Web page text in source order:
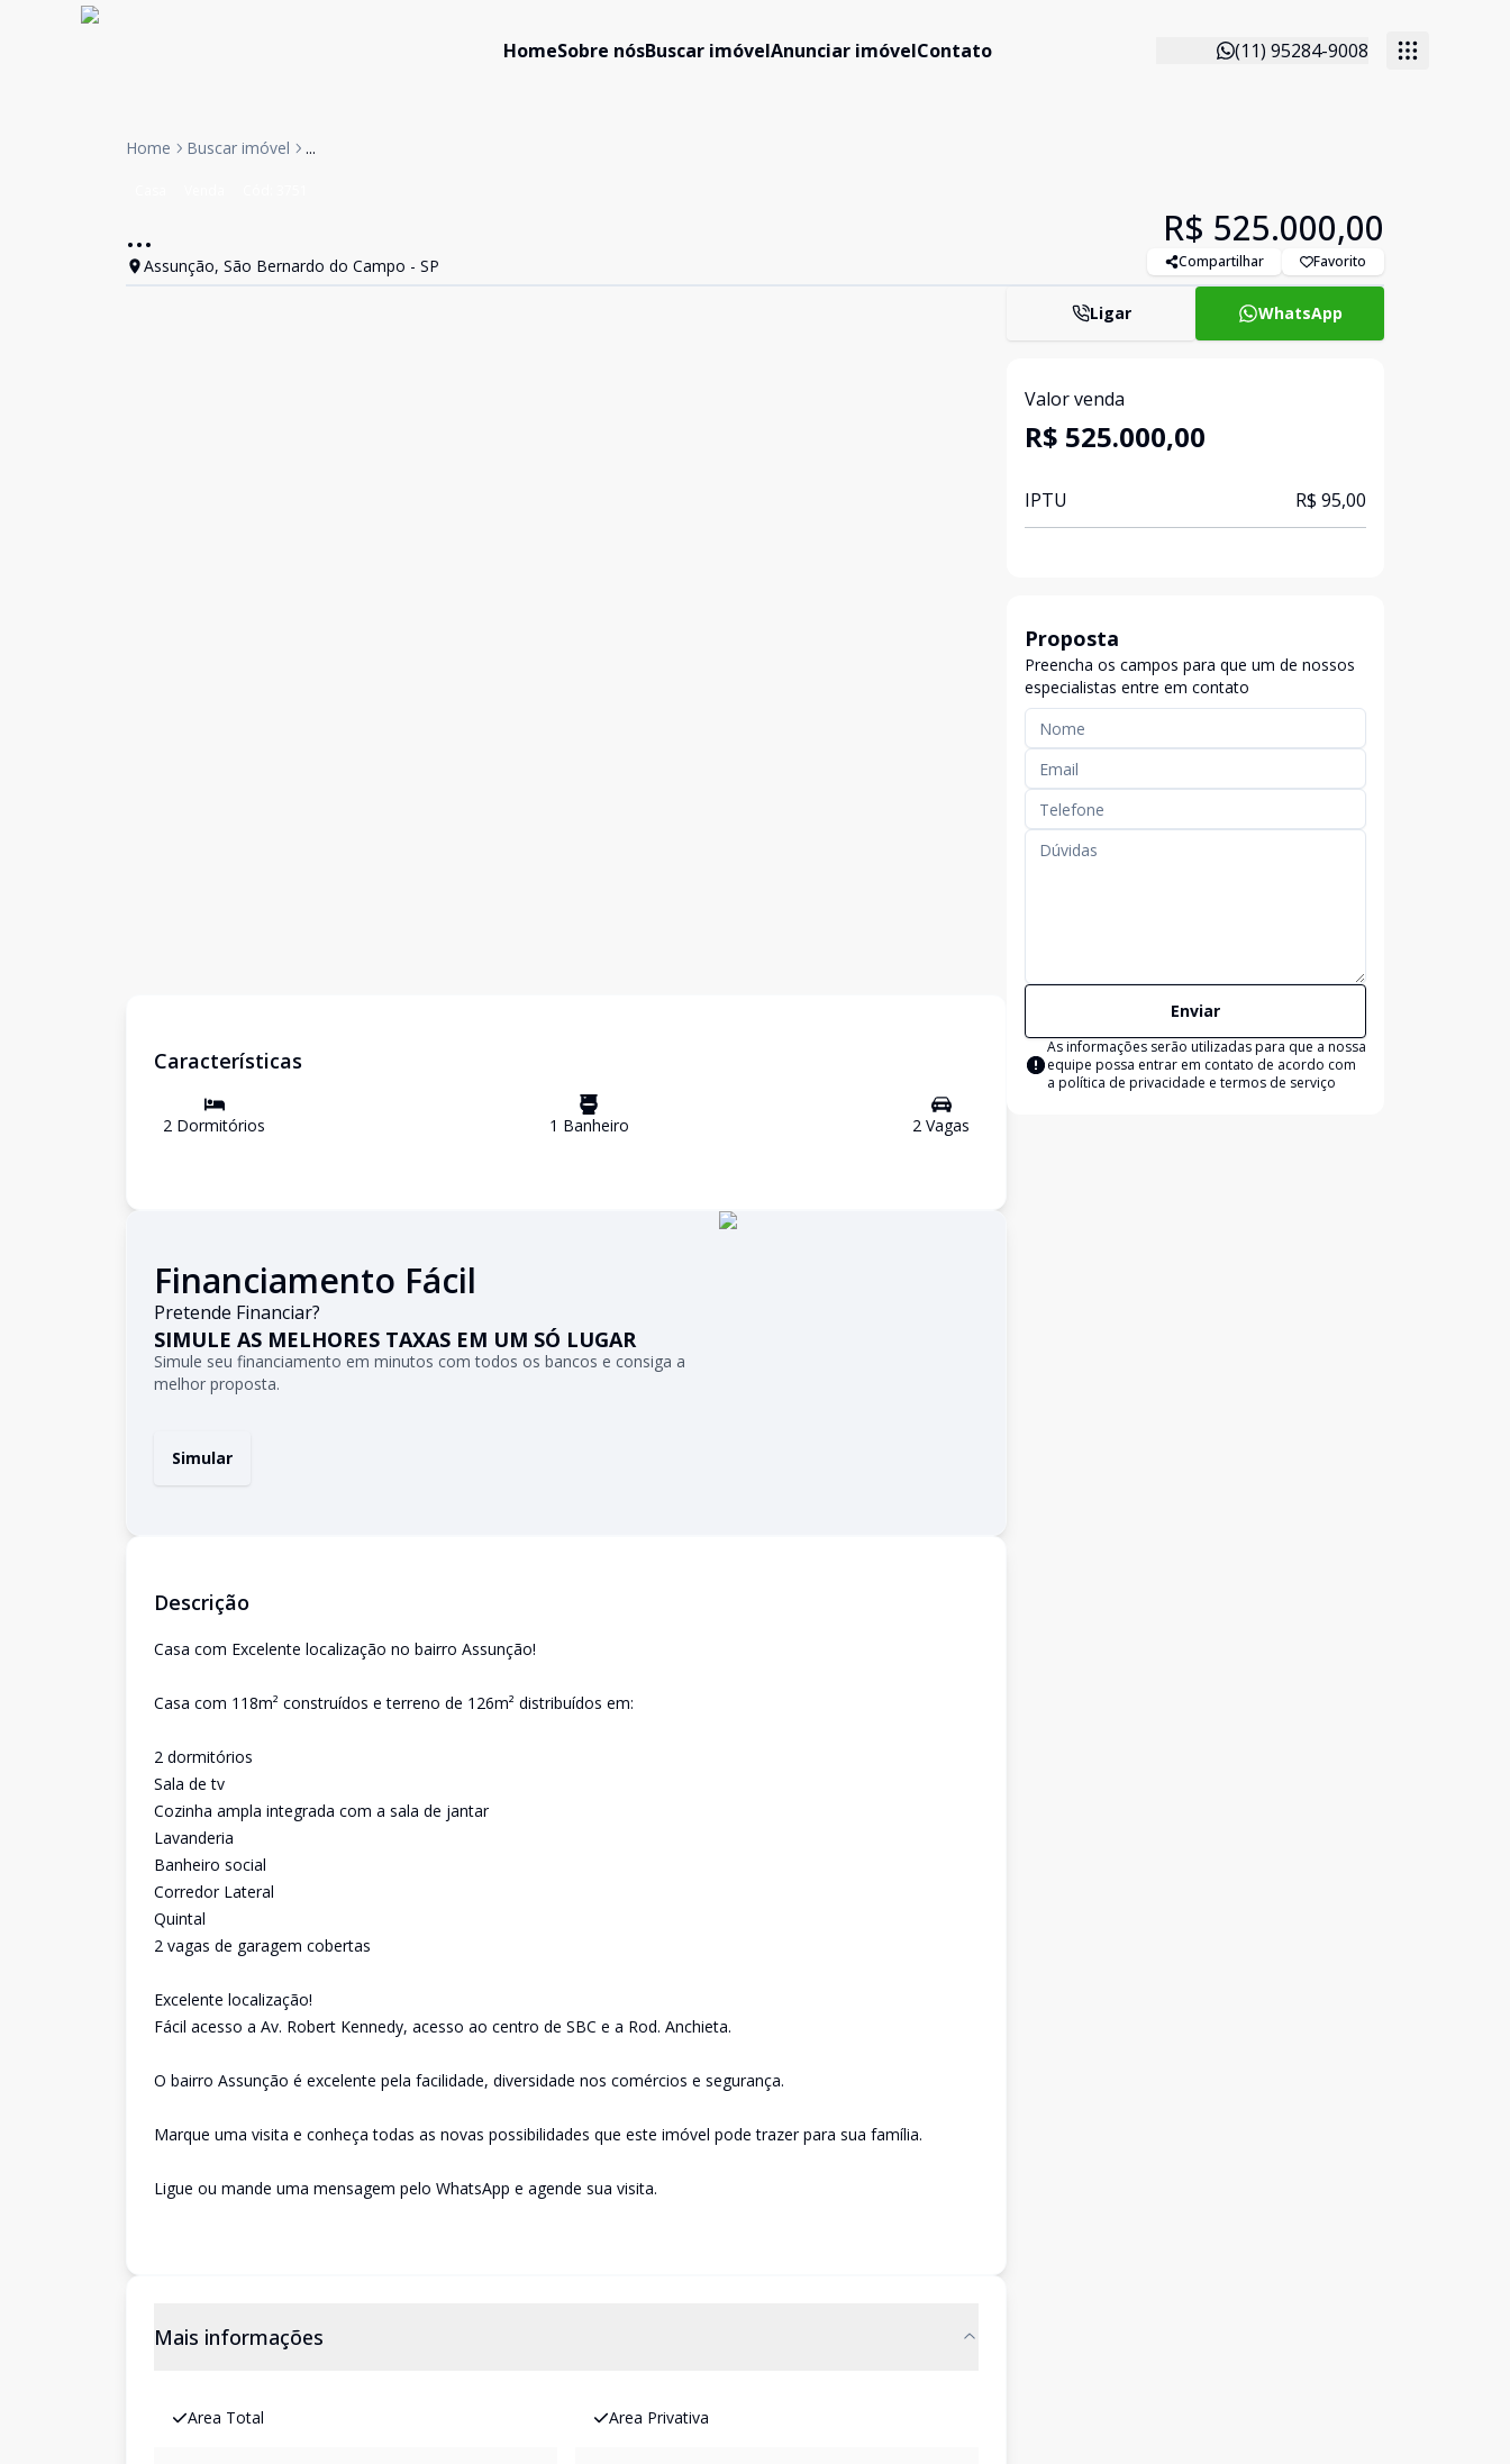
HomeSobre nósBuscar imóvelAnunciar imóvelContato (11) 95284-9008
Home Buscar imóvel ...
...
Assunção, São Bernardo do Campo - SP
R$ 525.000,00
Compartilhar Favorito
Características
2 Dormitórios 1 Banheiro 2 Vagas
Financiamento Fácil
Pretende Financiar?
SIMULE AS MELHORES TAXAS EM UM SÓ LUGAR
Simule seu financiamento em minutos com todos os bancos e consiga a
melhor proposta.
Simular
Descrição
Casa com Excelente localização no bairro Assunção!
Casa com 118m² construídos e terreno de 126m² distribuídos em:
2 dormitórios
Sala de tv
Cozinha ampla integrada com a sala de jantar
Lavanderia
Banheiro social
Corredor Lateral
Quintal
2 vagas de garagem cobertas
Excelente localização!
Fácil acesso a Av. Robert Kennedy, acesso ao centro de SBC e a Rod. Anchieta.
O bairro Assunção é excelente pela facilidade, diversidade nos comércios e segurança.
Marque uma visita e conheça todas as novas possibilidades que este imóvel pode trazer para sua família.
Ligue ou mande uma mensagem pelo WhatsApp e agende sua visita.
Mais informações
Area Total Area Privativa
Ligar WhatsApp
Valor venda
R$ 525.000,00
IPTU R$ 95,00
Proposta
Preencha os campos para que um de nossos
especialistas entre em contato
Enviar
As informações serão utilizadas para que a nossa
equipe possa entrar em contato de acordo com
a política de privacidade e termos de serviço